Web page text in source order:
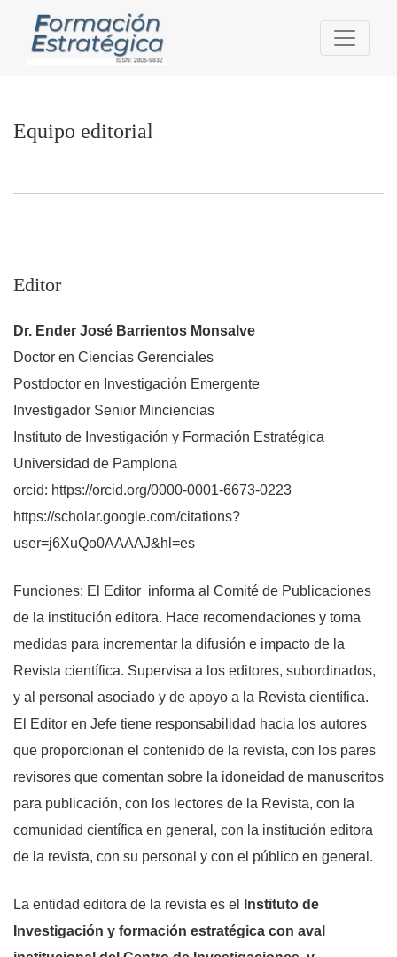
Equipo editorial
Editor
Dr. Ender José Barrientos Monsalve
Doctor en Ciencias Gerenciales
Postdoctor en Investigación Emergente
Investigador Senior Minciencias
Instituto de Investigación y Formación Estratégica
Universidad de Pamplona
orcid: https://orcid.org/0000-0001-6673-0223
https://scholar.google.com/citations?
user=j6XuQo0AAAAJ&hl=es
Funciones: El Editor informa al Comité de Publicaciones
de la institución editora. Hace recomendaciones y toma
medidas para incrementar la difusión e impacto de la
Revista científica. Supervisa a los editores, subordinados,
y al personal asociado y de apoyo a la Revista científica.
El Editor en Jefe tiene responsabilidad hacia los autores
que proporcionan el contenido de la revista, con los pares
revisores que comentan sobre la idoneidad de manuscritos
para publicación, con los lectores de la Revista, con la
comunidad científica en general, con la institución editora
de la revista, con su personal y con el público en general.
La entidad editora de la revista es el
Instituto de
Investigación y formación estratégica con aval